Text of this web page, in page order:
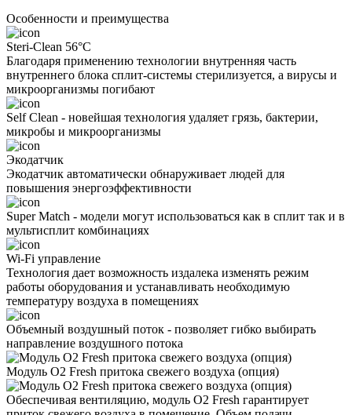
Особенности и преимущества
Steri-Clean 56°C
Благодаря применению технологии внутренняя часть
внутреннего блока сплит-системы стерилизуется, а вирусы и
микроорганизмы погибают
Self Clean - новейшая технология удаляет грязь, бактерии,
микробы и микроорганизмы
Экодатчик
Экодатчик автоматически обнаруживает людей для
повышения энергоэффективности
Super Match - модели могут использоваться как в сплит так и в
мультисплит комбинациях
Wi-Fi управление
Технология дает возможность издалека изменять режим
работы оборудования и устанавливать необходимую
температуру воздуха в помещениях
Объемный воздушный поток - позволяет гибко выбирать
направление воздушного потока
Модуль O2 Fresh притока свежего воздуха (опция)
Обеспечивая вентиляцию, модуль O2 Fresh гарантирует